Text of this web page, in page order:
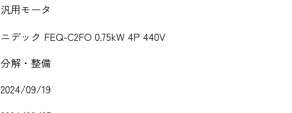
汎用モータ
ニデック FEQ-C2FO 0.75kW 4P 440V
分解・整備
2024/09/19